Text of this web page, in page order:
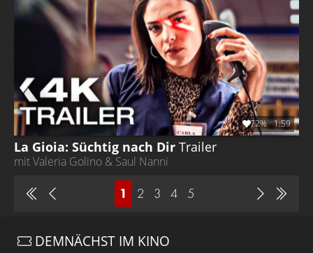
La Gioia: Süchtig nach Dir Trailer
mit Valeria Golino & Saul Nanni
72% 1:59
1 2 3 4 5
DEMNÄCHST IM KINO